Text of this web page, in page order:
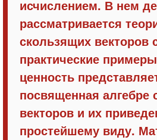
исчислением. В нем
рассматривается
скользящих векторов
практические
ценность
посвященная алгебре
векторов и их
простейшему виду.